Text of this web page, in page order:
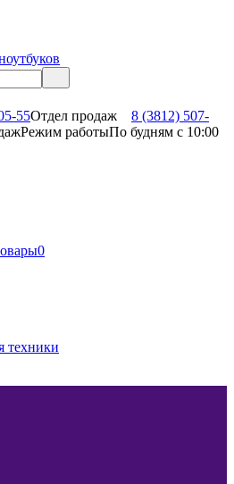
55Отдел продаж
8 (3812) 507-
Режим работыПо будням с 10:00
0
техники